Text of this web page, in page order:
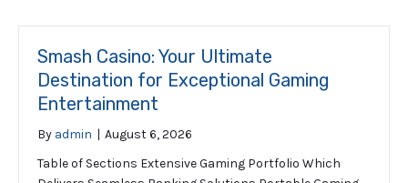
Smash Casino: Your Ultimate
Destination for Exceptional Gaming
Entertainment
By admin | August 6, 2026
Table of Sections Extensive Gaming Portfolio Which